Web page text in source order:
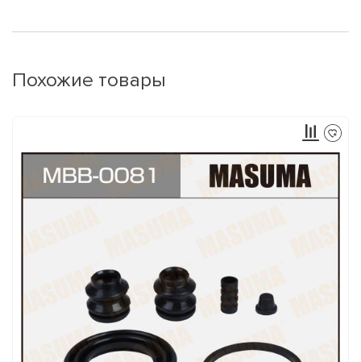
Похожие товары